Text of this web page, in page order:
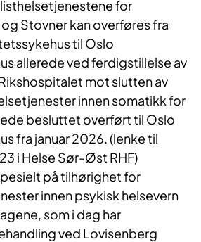
for
Stovner kan overføres fra
til Oslo
allerede ved ferdigstillelse av
mot slutten av
innen somatikk for
besluttet overført til Oslo
fra januar 2026. (lenke til
i Helse Sør-Øst RHF)
på tilhørighet for
innen psykisk helsevern
som i dag har
ved Lovisenberg